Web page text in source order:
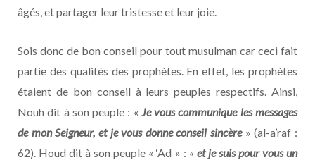
âgés, et partager leur tristesse et leur joie.
Sois donc de bon conseil pour tout musulman car ceci fait
partie des qualités des prophètes. En effet, les prophètes
étaient de bon conseil à leurs peuples respectifs. Ainsi,
Nouh dit à son peuple : « Je vous communique les messages
de mon Seigneur, et je vous donne conseil sincère » (al-a’raf :
62). Houd dit à son peuple « ‘Ad » : « et je suis pour vous un